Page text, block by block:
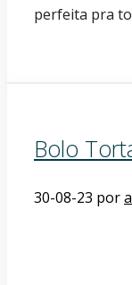
perfeita pra
Bolo
30-08-23 por